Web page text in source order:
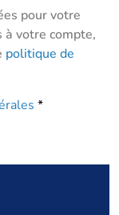
pour votre
à votre compte,
politique de
*